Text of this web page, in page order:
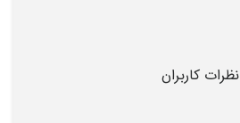
نظرات کاربران